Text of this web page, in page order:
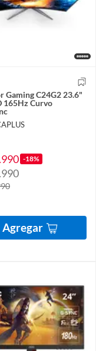
Gaming C24G2 23.6"
165Hz Curvo
-18%
Agregar